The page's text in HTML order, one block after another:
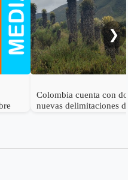
Colombia cuenta con dos
nuevas delimitaciones de
❯